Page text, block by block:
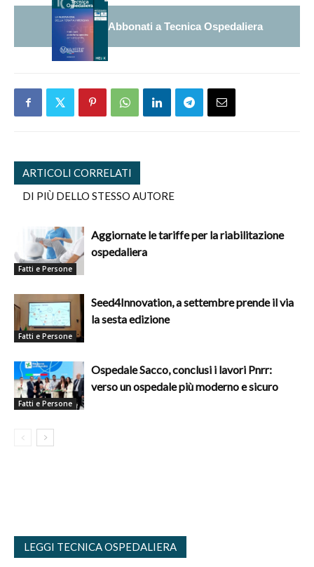
Abbonati a Tecnica Ospedaliera
ARTICOLI CORRELATI
DI PIÙ DELLO STESSO AUTORE
Fatti e Persone
Aggiornate le tariffe per la riabilitazione
ospedaliera
Fatti e Persone
Seed4Innovation, a settembre prende il via
la sesta edizione
Fatti e Persone
Ospedale Sacco, conclusi i lavori Pnrr:
verso un ospedale più moderno e sicuro
LEGGI TECNICA OSPEDALIERA